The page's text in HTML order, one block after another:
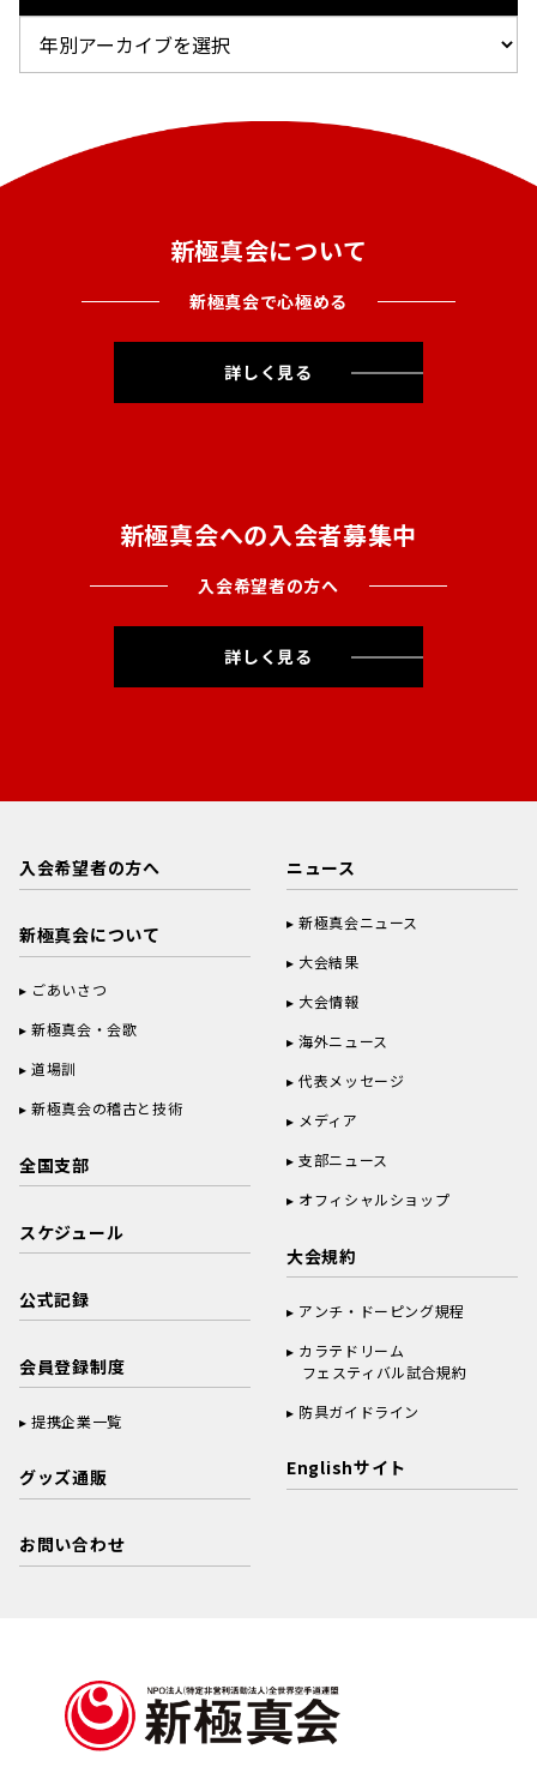
新極真会について
新極真会で心極める
詳しく見る
新極真会への入会者募集中
入会希望者の方へ
詳しく見る
入会希望者の方へ
新極真会について
ごあいさつ
新極真会・会歌
道場訓
新極真会の稽古と技術
全国支部
スケジュール
公式記録
会員登録制度
提携企業一覧
グッズ通販
お問い合わせ
ニュース
新極真会ニュース
大会結果
大会情報
海外ニュース
代表メッセージ
メディア
支部ニュース
オフィシャルショップ
大会規約
アンチ・ドーピング規程
カラテドリーム
フェスティバル試合規約
防具ガイドライン
Englishサイト